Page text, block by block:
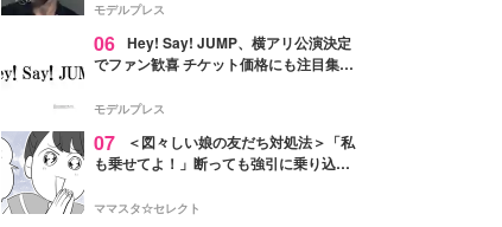
モデルプレス
06 Hey! Say! JUMP、横アリ公演決定
でファン歓喜 チケット価格にも注目集ま
モデルプレス
07
＜図々しい娘の友だち対処法＞「私
も乗せてよ！」断っても強引に乗り込ん
ママスタ☆セレクト